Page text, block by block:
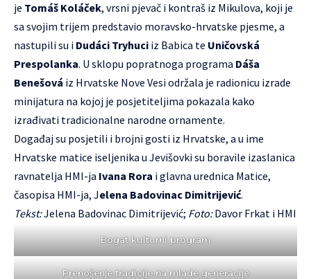
je Tomáš Koláček, vrsni pjevač i kontraš iz Mikulova, koji je
sa svojim trijem predstavio moravsko-hrvatske pjesme, a
nastupili su i Dudáci Tryhuci iz Babica te Uničovská
Prespolanka. U sklopu popratnoga programa Dáša
Benešová iz Hrvatske Nove Vesi održala je radionicu izrade
minijatura na kojoj je posjetiteljima pokazala kako
izrađivati tradicionalne narodne ornamente.
Događaj su posjetili i brojni gosti iz Hrvatske, a u ime
Hrvatske matice iseljenika u Jevišovki su boravile izaslanica
ravnatelja HMI-ja Ivana Rora i glavna urednica Matice,
časopisa HMI-ja, Jelena Badovinac Dimitrijević.
Tekst:Jelena Badovinac Dimitrijević; Foto:Davor Frkat i HMI
Bogat kulturni program
Prenošenje tradicije na mlade generacije